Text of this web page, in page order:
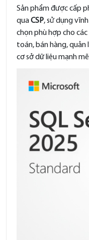
Sản phẩm được cấp
quaCSP, sử dụng
chọn phù hợp cho
toán, bán hàng, quản
cơ sở dữ liệu mạnh